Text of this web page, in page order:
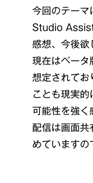
今回のテー
Studio
感想、今後
現在はベー
想定されて
ことも現実
可能性を強
配信は画面
めています